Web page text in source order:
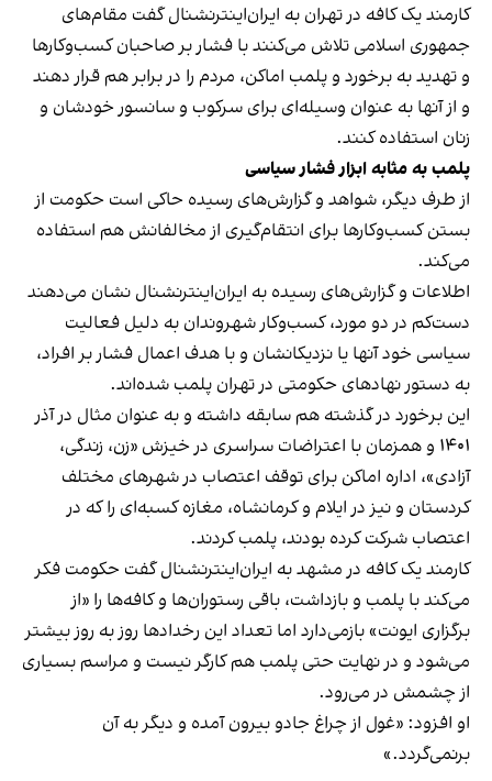
کارمند یک کافه در تهران به ایران‌اینترنشنال گفت مقام‌های
جمهوری اسلامی تلاش می‌کنند با فشار بر صاحبان کسب‌وکارها
و تهدید به برخورد و پلمب اماکن، مردم را در برابر هم قرار دهند
و از آنها به عنوان وسیله‌ای برای سرکوب و سانسور خودشان و
زنان استفاده کنند.
پلمب به مثابه ابزار فشار سیاسی
از طرف دیگر، شواهد و گزارش‌های رسیده حاکی است حکومت از
بستن کسب‌وکارها برای انتقام‌گیری از مخالفانش هم استفاده
می‌کند.
اطلاعات و گزارش‌های رسیده به ایران‌اینترنشنال نشان می‌دهند
دست‌کم در دو مورد، کسب‌وکار شهروندان به دلیل فعالیت
سیاسی خود آنها یا نزدیکانشان و با هدف اعمال فشار بر افراد،
به دستور نهادهای حکومتی در تهران پلمب شده‌اند.
این برخورد در گذشته هم سابقه داشته و به عنوان مثال در آذر
۱۴۰۱ و همزمان با اعتراضات سراسری در خیزش «زن، زندگی،
آزادی»، اداره اماکن برای توقف اعتصاب در شهرهای مختلف
کردستان و نیز در ایلام و کرمانشاه، مغازه کسبه‌ای را که در
اعتصاب شرکت کرده بودند، پلمب کردند.
کارمند یک کافه در مشهد به ایران‌اینترنشنال گفت حکومت فکر
می‌کند با پلمب و بازداشت، باقی رستوران‌ها و کافه‌ها را «از
برگزاری ایونت» بازمی‌دارد اما تعداد این رخدادها روز به روز بیشتر
می‌شود و در نهایت حتی پلمب هم کارگر نیست و مراسم بسیاری
از چشمش در می‌رود.
او افزود: «غول از چراغ جادو بیرون آمده و دیگر به آن
برنمی‎‌گردد.»